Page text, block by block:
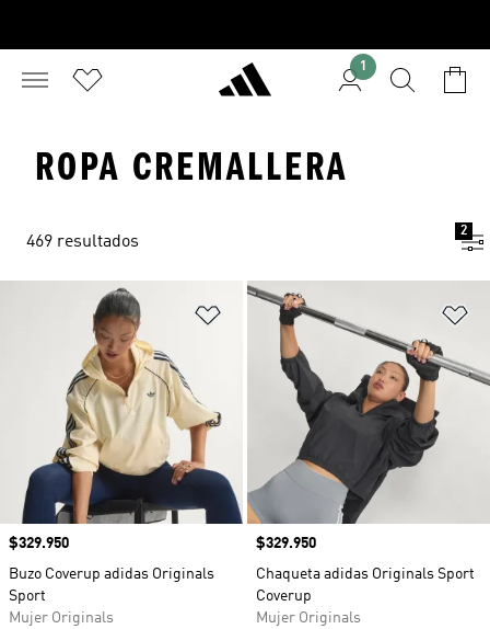
1
ROPA CREMALLERA
469 resultados
2
Añadir a la lista de deseos
Precio
$329.950
Buzo Coverup adidas Originals
Sport
Mujer Originals
Precio
$329.950
Chaqueta adidas Originals Sport
Coverup
Mujer Originals